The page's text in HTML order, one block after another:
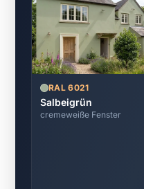
RAL 6021
Salbeigrün
cremeweiße Fenster